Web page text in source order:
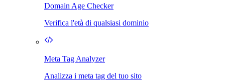
Domain Age Checker
Verifica l'età di qualsiasi dominio
Meta Tag Analyzer
Analizza i meta tag del tuo sito